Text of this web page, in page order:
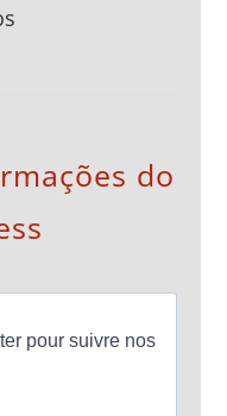
do
pour suivre nos